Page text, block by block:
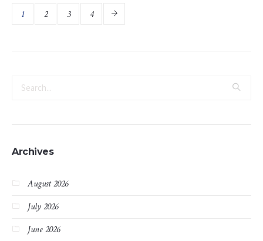
1 2 3 4
Archives
August 2026
July 2026
June 2026